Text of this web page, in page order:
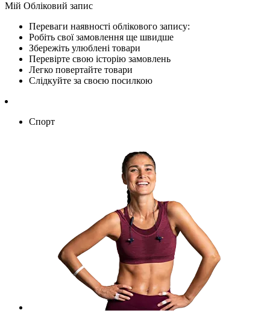
Мій Обліковий запис
Переваги наявності облікового запису:
Робіть свої замовлення ще швидше
Збережіть улюблені товари
Перевірте свою історію замовлень
Легко повертайте товари
Слідкуйте за своєю посилкою
Спорт